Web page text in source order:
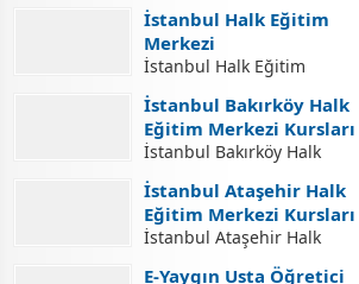
İstanbul Halk Eğitim
Merkezi
İstanbul Halk Eğitim
Merkezi İletişim Adresleri
İstanbul Halk Eğitim
Merkezi İletişim Bilgileri,
İstanbul Halk Eğitim
Merkezleri Adresleri, Halk
Eğitim Merkezlerinde Açılan
Kurslara Kurs Kayıt
İşlemleri Nasıl Yapılır.
İstanbul Bakırköy Halk
Eğitim Merkezi Kursları
İstanbul Bakırköy Halk
Eğitim Merkezi Kursları
İstanbul Bakırköy Halk
Eğitim Merkezi Açılabilecek
Kursları. İstanbul Bakırköy
Halk Eğitim Merkezi Kurs
İstanbul Ataşehir Halk
Eğitim Merkezi Kursları
İstanbul Ataşehir Halk
Eğitim Merkezi Kursları
E-Yaygın Usta Öğretici